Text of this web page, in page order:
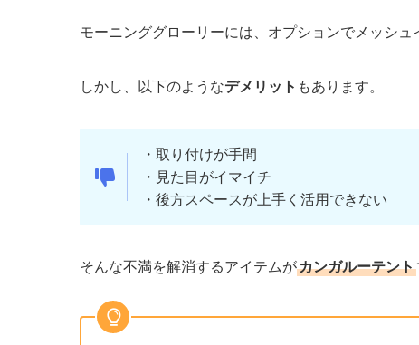
モーニンググローリーには、オプションでメッシュ
しかし、以下のようなデメリット もあります。
・取り付けが手間
・見た目がイマイチ
・後方スペースが上手く活用できない
そんな不満を解消するアイテムがカンガルーテント